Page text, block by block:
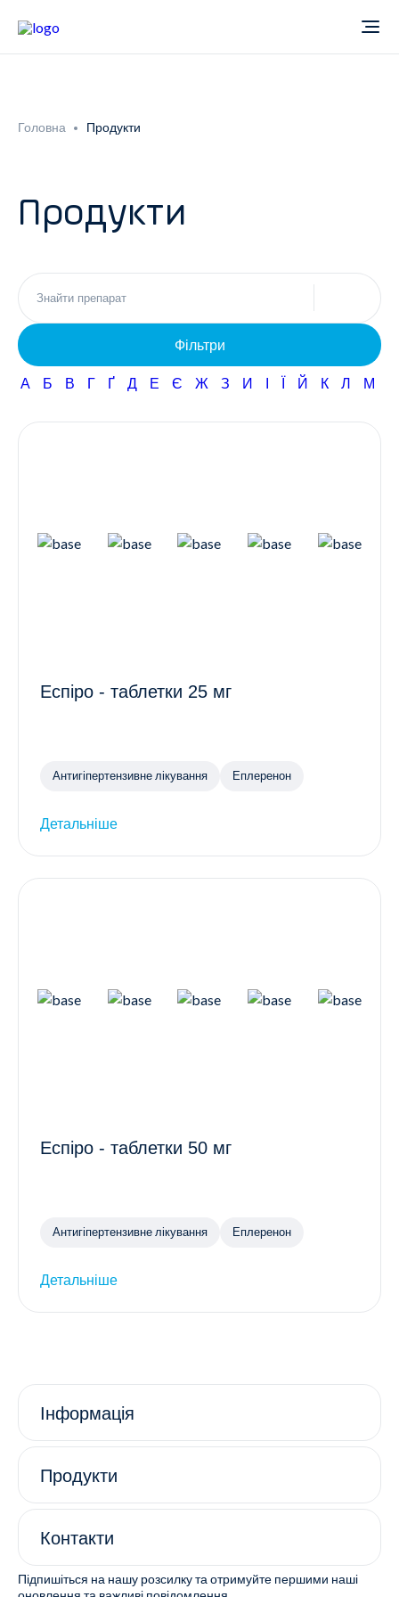
Новини
Неврологія
Фармаконагляд
Кар'єра
Головна Продукти
Продукти
Фільтри
А Б В Г Ґ Д Е Є Ж З И І Ї Й К Л М
Еспіро - таблетки 25 мг
Антигіпертензивне лікування Еплеренон
Детальніше
Еспіро - таблетки 50 мг
Антигіпертензивне лікування Еплеренон
Детальніше
Інформація
Продукти
Контакти
Підпишіться на нашу розсилку та отримуйте першими наші